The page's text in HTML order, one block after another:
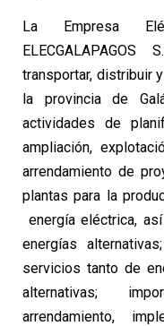
La Empresa
transportar, distribuir
la provincia de
actividades de
ampliación,
arrendamiento de
plantas para la
energía eléctrica,
energías
servicios tanto de
alternativas;
arrendamiento,